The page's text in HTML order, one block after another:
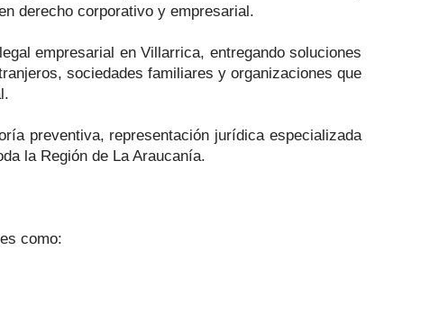
derecho corporativo y empresarial.
empresarial en Villarrica, entregando soluciones
sociedades familiares y organizaciones que
preventiva, representación jurídica especializada
la Región de La Araucanía.
como: